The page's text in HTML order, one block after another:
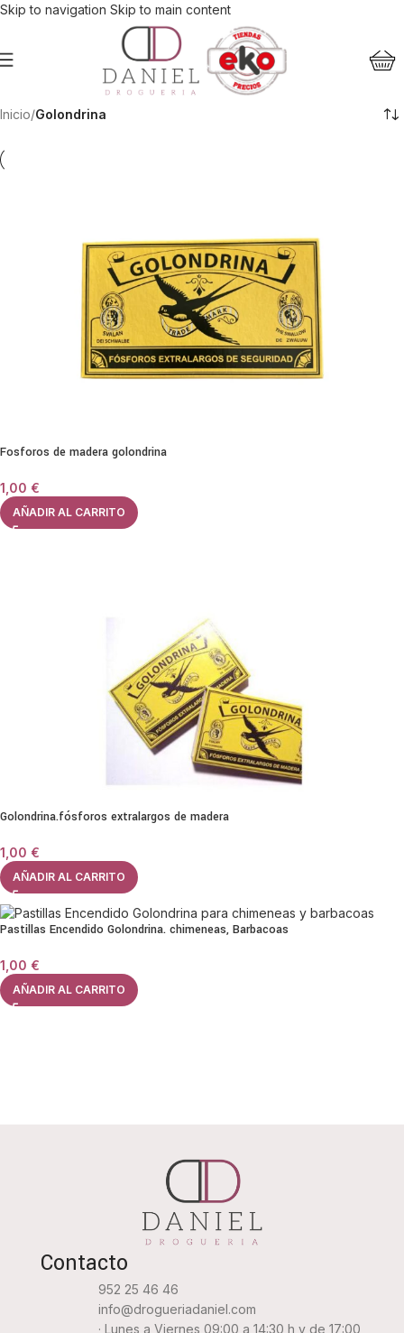
Skip to navigation Skip to main content
Inicio/Golondrina
Fosforos de madera golondrina
1,00 €
AÑADIR AL CARRITO
Golondrina.fósforos extralargos de madera
1,00 €
AÑADIR AL CARRITO
Pastillas Encendido Golondrina. chimeneas, Barbacoas
1,00 €
AÑADIR AL CARRITO
Contacto
952 25 46 46
info@drogueriadaniel.com
· Lunes a Viernes 09:00 a 14:30 h y de 17:00